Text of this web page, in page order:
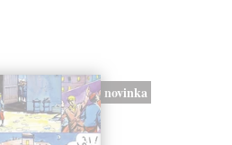
novinka